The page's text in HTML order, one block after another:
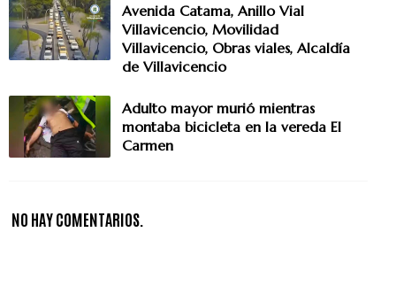
Avenida Catama, Anillo Vial
Villavicencio, Movilidad
Villavicencio, Obras viales, Alcaldía
de Villavicencio
Adulto mayor murió mientras
montaba bicicleta en la vereda El
Carmen
NO HAY COMENTARIOS.